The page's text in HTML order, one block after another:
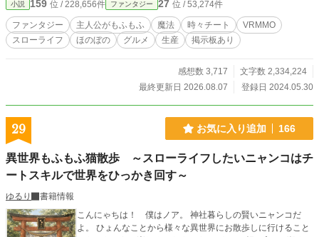
ながら、あっちへこっちへフラフラと、異世界のようなゲー
ム世界を満喫します。 カクヨム様でも公開しております。
小説 159 位 / 228,656件 ファンタジー 27 位 / 53,274件
ファンタジー 主人公がもふもふ 魔法 時々チート
VRMMO
スローライフ
ほのぼの グルメ 生産 掲示板あり
感想数 3,717
文字数 2,334,224
最終更新日 2026.08.07
登録日 2024.05.30
29 お気に入り追加 166
異世界もふもふ猫散歩 ～スローライフしたいニャンコはチ
ートスキルで世界をひっかき回す～
ゆるり
書籍情報
こんにゃちは！ 僕はノア。 神社暮らしの賢いニャンコだ
よ。 ひょんなことから様々な異世界にお散歩しに行けること